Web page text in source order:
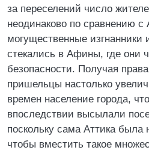
за переселений число
неодинаково по сравнению с
могущественные изгнанники
стекались в Афины, где они
безопасности. Получая
пришельцы настолько
времен население города,
впоследствии высылали
поскольку сама Аттика была
чтобы вместить такое